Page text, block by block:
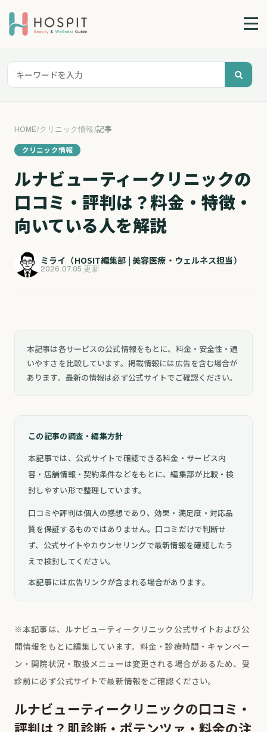
HOME/クリニック情報/記事
クリニック情報
ルナビューティークリニックの
口コミ・評判は？料金・特徴・
向いている人を解説
ミライ（HOSIT編集部 | 美容医療・ウェルネス担当）
2026.07.05 更新
本記事は各サービスの公式情報をもとに、料金・安全性・通
いやすさを比較しています。掲載情報には広告を含む場合が
あります。最新の情報は必ず公式サイトでご確認ください。
この記事の調査・編集方針
本記事では、公式サイトで確認できる料金・サービス内
容・店舗情報・契約条件などをもとに、編集部が比較・検
討しやすい形で整理しています。
口コミや評判は個人の感想であり、効果・満足度・対応品
質を保証するものではありません。口コミだけで判断せ
ず、公式サイトやカウンセリングで最新情報を確認したう
えで検討してください。
本記事には広告リンクが含まれる場合があります。
※本記事は、ルナビューティークリニック公式サイトおよび公
開情報をもとに編集しています。料金・診療時間・キャンペー
ン・開院状況・取扱メニューは変更される場合があるため、受
診前に必ず公式サイトで最新情報をご確認ください。
ルナビューティークリニックの口コミ・
評判は？肌診断・ポテンツァ・料金の注